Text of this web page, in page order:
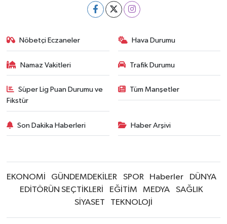
Nöbetçi Eczaneler Hava Durumu
Namaz Vakitleri Trafik Durumu
Süper Lig Puan Durumu ve
Fikstür
Tüm Manşetler
Son Dakika Haberleri Haber Arşivi
EKONOMİ GÜNDEMDEKİLER SPOR Haberler
DÜNYA
EDİTÖRÜN SEÇTİKLERİ
EĞİTİM MEDYA
SAĞLIK
SİYASET
TEKNOLOJİ